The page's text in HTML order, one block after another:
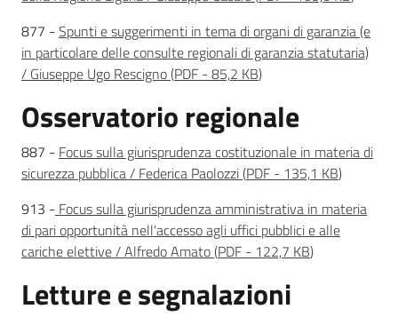
877 - Spunti e suggerimenti in tema di organi di garanzia (e
in particolare delle consulte regionali di garanzia statutaria)
/ Giuseppe Ugo Rescigno(PDF - 85,2 KB)
Osservatorio regionale
887 - Focus sulla giurisprudenza costituzionale in materia di
sicurezza pubblica / Federica Paolozzi(PDF - 135,1 KB)
913 - Focus sulla giurisprudenza amministrativa in materia
di pari opportunità nell'accesso agli uffici pubblici e alle
cariche elettive / Alfredo Amato(PDF - 122,7 KB)
Letture e segnalazioni